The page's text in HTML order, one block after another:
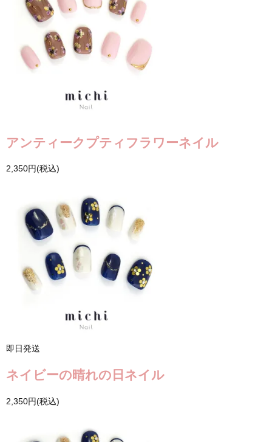
アンティークプティフラワーネイル
2,350円(税込)
即日発送
ネイビーの晴れの日ネイル
2,350円(税込)